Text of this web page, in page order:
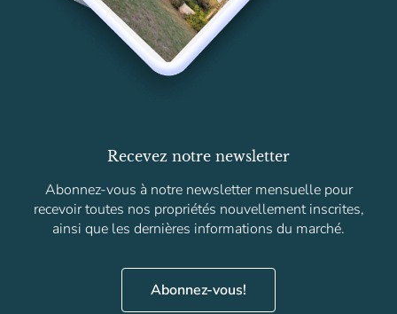
Recevez notre newsletter
Abonnez-vous à notre newsletter mensuelle pour
recevoir toutes nos propriétés nouvellement inscrites,
ainsi que les dernières informations du marché.
Abonnez-vous!